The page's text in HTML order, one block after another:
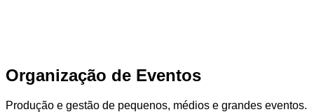
Organização de Eventos
Produção e gestão de pequenos, médios e grandes eventos.